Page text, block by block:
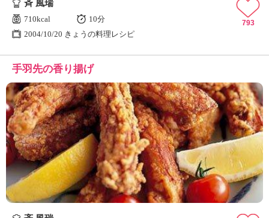
斉 風瑞
710kcal
10分
2004/10/20 きょうの料理レシピ
793
手羽先の香り揚げ